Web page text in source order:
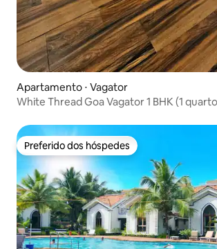
Apartamento ⋅ Vagator
White Thread Goa Vagator 1 BHK (1
Preferido dos hóspedes
Preferido dos hóspedes